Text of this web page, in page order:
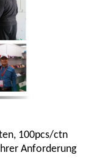
100pcs/ctn
Anforderung